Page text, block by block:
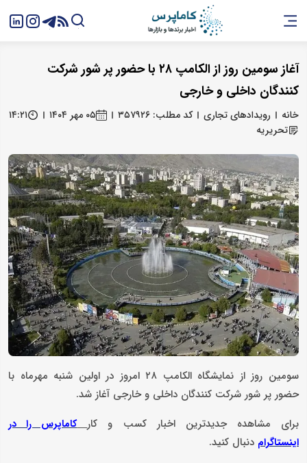
آغاز سومین روز از الکامپ ۲۸ با حضور پر شور شرکت
کنندگان داخلی و خارجی
خانه رویدادهای تجاری کد مطلب: ۳۵۷۹۲۶ ۰۵ مهر ۱۴۰۴
۱۴:۲۱
تحریریه
سومین روز از نمایشگاه الکامپ ۲۸ امروز در اولین شنبه مهرماه با
حضور پر شور شرکت کنندگان داخلی و خارجی آغاز شد.
برای مشاهده جدیدترین اخبار کسب و کار
کاماپرس را در
اینستاگرام دنبال کنید.